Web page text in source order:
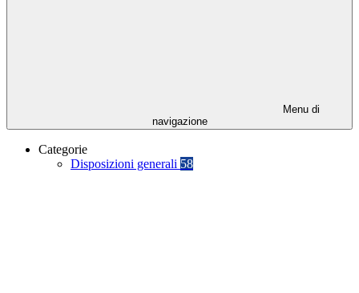
Menu di
navigazione
Categorie
Disposizioni generali 58